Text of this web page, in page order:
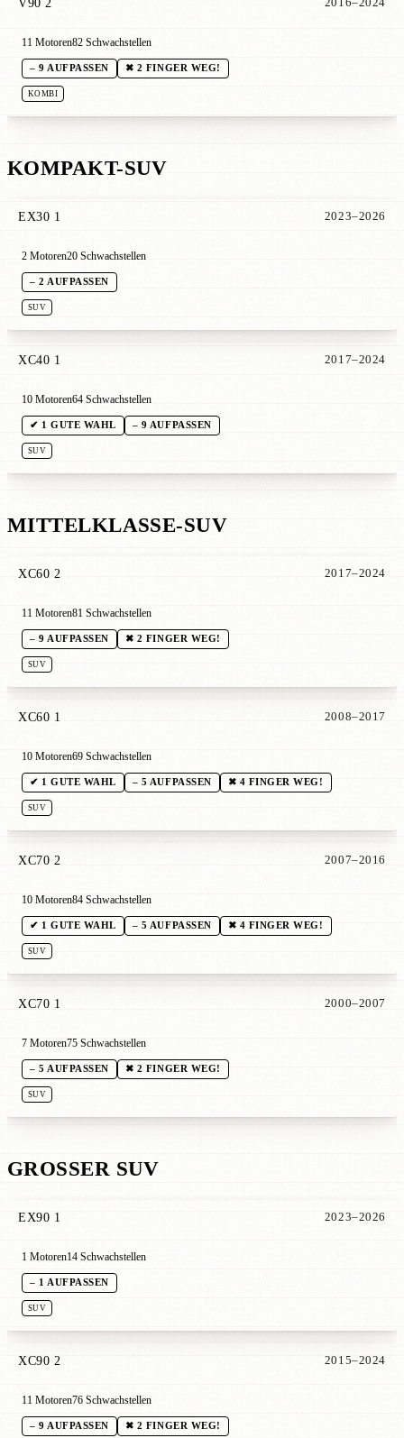
2016–2024
11 Motoren82 Schwachstellen
– 9 AUFPASSEN ✖ 2 FINGER WEG!
KOMBI
KOMPAKT-SUV
EX30 1 2023–2026
2 Motoren20 Schwachstellen
– 2 AUFPASSEN
SUV
XC40 1 2017–2024
10 Motoren64 Schwachstellen
✔ 1 GUTE WAHL – 9 AUFPASSEN
SUV
MITTELKLASSE-SUV
XC60 2 2017–2024
11 Motoren81 Schwachstellen
– 9 AUFPASSEN ✖ 2 FINGER WEG!
SUV
XC60 1 2008–2017
10 Motoren69 Schwachstellen
✔ 1 GUTE WAHL – 5 AUFPASSEN ✖ 4 FINGER WEG!
SUV
XC70 2 2007–2016
10 Motoren84 Schwachstellen
✔ 1 GUTE WAHL – 5 AUFPASSEN ✖ 4 FINGER WEG!
SUV
XC70 1 2000–2007
7 Motoren75 Schwachstellen
– 5 AUFPASSEN ✖ 2 FINGER WEG!
SUV
GROSSER SUV
EX90 1 2023–2026
1 Motoren14 Schwachstellen
– 1 AUFPASSEN
SUV
XC90 2 2015–2024
11 Motoren76 Schwachstellen
– 9 AUFPASSEN ✖ 2 FINGER WEG!